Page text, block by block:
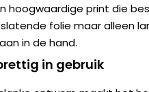
hoogwaardige print die
folie maar alleen
in de hand.
in gebruik